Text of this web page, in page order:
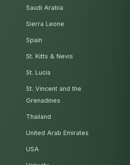
Saudi Arabia
Sierra Leone
Spain
St. Kitts & Nevis
St. Lucia
St. Vincent and the
Grenadines
Thailand
United Arab Emirates
USA